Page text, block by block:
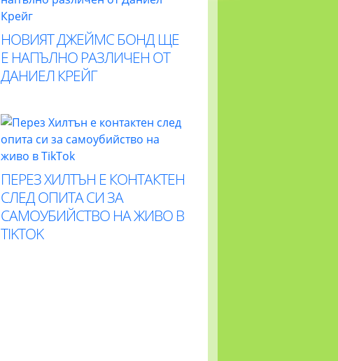
НОВИЯТ ДЖЕЙМС БОНД ЩЕ
Е НАПЪЛНО РАЗЛИЧЕН ОТ
ДАНИЕЛ КРЕЙГ
ПЕРЕЗ ХИЛТЪН Е КОНТАКТЕН
СЛЕД ОПИТА СИ ЗА
САМОУБИЙСТВО НА ЖИВО В
TIKTOK